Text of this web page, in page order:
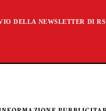
DELLA NEWSLETTER DI RS